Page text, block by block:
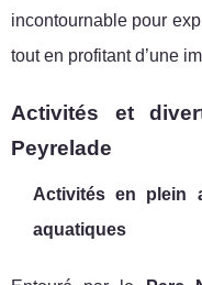
incontournable pour
tout en profitant d’une
Activités et
Peyrelade
Activités en plein
aquatiques